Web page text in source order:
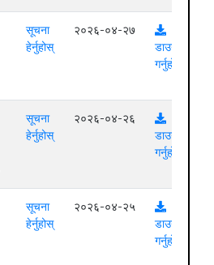
सूचना
हेर्नुहोस्
२०२६-०४-२७
डाउनलोड
गर्नुहोस्
सूचना
हेर्नुहोस्
२०२६-०४-२६
डाउनलोड
गर्नुहोस्
सूचना
हेर्नुहोस्
२०२६-०४-२५
डाउनलोड
गर्नुहोस्